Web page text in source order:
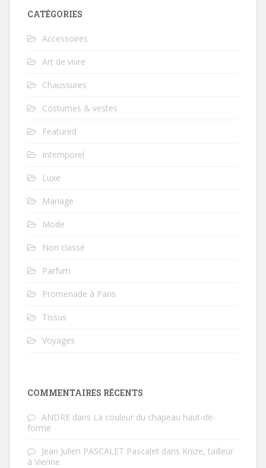
CATÉGORIES
Accessoires
Art de vivre
Chaussures
Costumes & vestes
Featured
Intemporel
Luxe
Mariage
Mode
Non classé
Parfum
Promenade à Paris
Tissus
Voyages
COMMENTAIRES RÉCENTS
ANDRE dans La couleur du chapeau haut-de-
forme
Jean Julien PASCALET Pascalet dans Knize, tailleur
à Vienne